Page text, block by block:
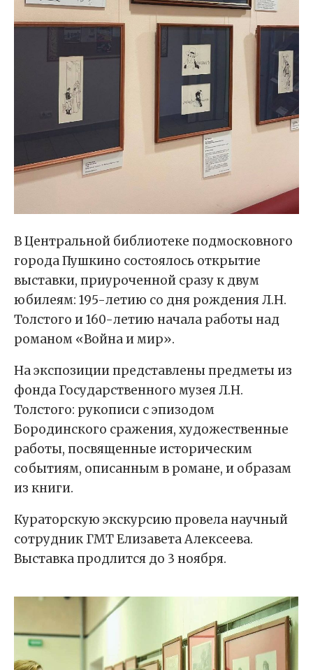
В Центральной библиотеке подмосковного
города Пушкино состоялось открытие
выставки, приуроченной сразу к двум
юбилеям: 195-летию со дня рождения Л.Н.
Толстого и 160-летию начала работы над
романом «Война и мир».
На экспозиции представлены предметы из
фонда Государственного музея Л.Н.
Толстого: рукописи с эпизодом
Бородинского сражения, художественные
работы, посвященные историческим
событиям, описанным в романе, и образам
из книги.
Кураторскую экскурсию провела научный
сотрудник ГМТ Елизавета Алексеева.
Выставка продлится до 3 ноября.